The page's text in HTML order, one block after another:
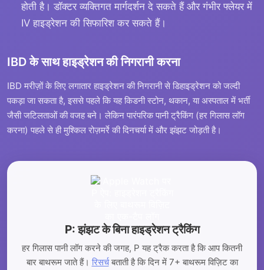
होती है। डॉक्टर व्यक्तिगत मार्गदर्शन दे सकते हैं और गंभीर फ्लेयर में
IV हाइड्रेशन की सिफारिश कर सकते हैं।
IBD के साथ हाइड्रेशन की निगरानी करना
IBD मरीज़ों के लिए लगातार हाइड्रेशन की निगरानी से डिहाइड्रेशन को जल्दी
पकड़ा जा सकता है, इससे पहले कि यह किडनी स्टोन, थकान, या अस्पताल में भर्ती
जैसी जटिलताओं की वजह बने। लेकिन पारंपरिक पानी ट्रैकिंग (हर गिलास लॉग
करना) पहले से ही मुश्किल रोज़मर्रे की दिनचर्या में और झंझट जोड़ती है।
P: झंझट के बिना हाइड्रेशन ट्रैकिंग
हर गिलास पानी लॉग करने की जगह, P यह ट्रैक करता है कि आप कितनी
बार बाथरूम जाते हैं। रिसर्चबताती है कि दिन में 7+ बाथरूम विज़िट का